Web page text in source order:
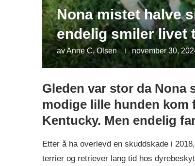
Nona mistet halve
endelig smiler livet
avAnne C. Olsen november 30,
Gleden var stor da Nona
modige lille hunden
Kentucky. Men endelig
Etter å ha overlevd en skuddskade i
terrier og retriever lang tid hos